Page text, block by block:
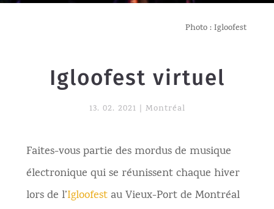
Photo : Igloofest
Igloofest virtuel
13. 02. 2021 Montréal
Faites-vous partie des mordus de musique
électronique qui se réunissent chaque hiver
lors de l’Igloofestau Vieux-Port de Montréal